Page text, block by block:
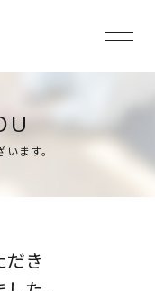
ます。
だき